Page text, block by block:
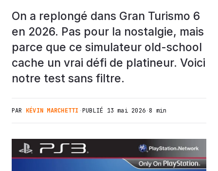
On a replongé dans Gran Turismo 6
en 2026. Pas pour la nostalgie, mais
parce que ce simulateur old-school
cache un vrai défi de platineur. Voici
notre test sans filtre.
PAR KÉVIN MARCHETTI ·PUBLIÉ 13 mai 2026·8 min